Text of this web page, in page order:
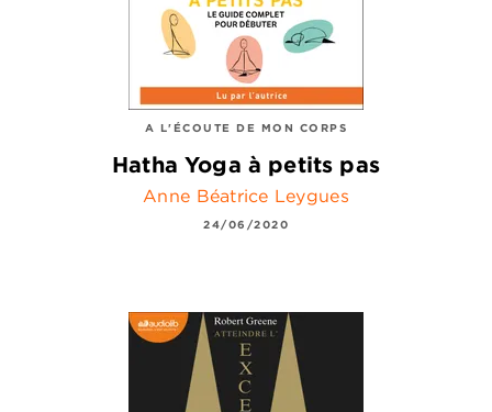
A L'ÉCOUTE DE MON CORPS
Hatha Yoga à petits pas
Anne Béatrice Leygues
24/06/2020